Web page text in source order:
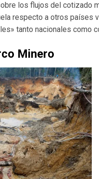
los flujos del cotizado
respecto a otros países
tanto nacionales como
Minero